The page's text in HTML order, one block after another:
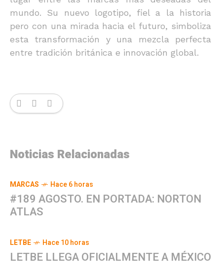
mundo. Su nuevo logotipo, fiel a la historia
pero con una mirada hacia el futuro, simboliza
esta transformación y una mezcla perfecta
entre tradición británica e innovación global.
Noticias Relacionadas
MARCAS Hace 6 horas
#189 AGOSTO. EN PORTADA: NORTON
ATLAS
LETBE Hace 10 horas
LETBE LLEGA OFICIALMENTE A MÉXICO